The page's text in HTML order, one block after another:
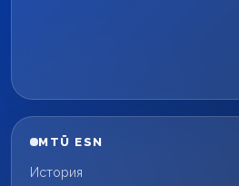
MTÜ ESN
История